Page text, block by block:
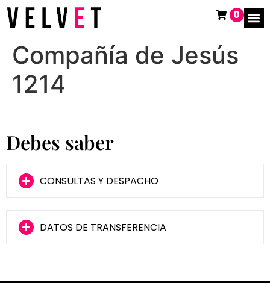
0
Compañía de Jesús
1214
Debes saber
CONSULTAS Y DESPACHO
DATOS DE TRANSFERENCIA